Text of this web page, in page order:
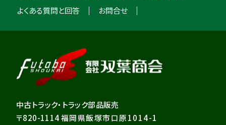
よくある質問と回答
お問合せ
中古トラック・トラック部品販売
〒820-1114福岡県飯塚市口原1014-1